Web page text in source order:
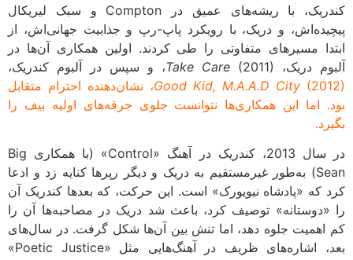
کندریک، با ریشه‌های عمیق در Compton و سبک لیریکال
و دریک، با رویکرد پاپ-رپ و جذابیت جهانی‌اش، از
مسیرهای متفاوتی را طی کردند. اولین همکاری آن‌ها در
دریک،
Take Care(2011)، و سپس در آلبوم کندریک،
Good Kid, M.A.A.D City(2012)، نشان‌دهنده احترام متقابل
اما این همکاری‌ها نتوانست جلوی جرقه‌های اولیه بیف را
در سال 2013، کندریک در آهنگ «Control» (با همکاری Big
Sean) به‌طور غیرمستقیم به دریک و دیگر رپرها کنایه زد و ادعا
که «پادشاه نیویورک» است. این حرکت، که بعدها کندریک آن
توصیف کرد، باعث شد دریک در مصاحبه‌ها آن را
جلوه دهد، اما تنش بین آن‌ها شکل گرفت. در سال‌های
بعد، اشاره‌های ظریف در آهنگ‌هایی مثل «Poetic Justice»